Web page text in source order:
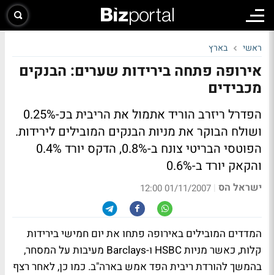
ראשי בארץ
אירופה פתחה בירידות שערים: הבנקים
מכבידים
הפדרל ריזרב הוריד אתמול את הריבית בכ-0.25%
ושולח הבוקר את מניות הבנקים המובילים לירידות.
הפוטסי הבריטי צונח ב-0.8%, הדקס יורד 0.4%
והקאק יורד ב-0.6%
ישראל הס |
01/11/2007 12:00
המדדים המובילים באירופה פתחו את יום חמישי בירידות
קלות, כאשר מניות HSBC ו-Barclays מעיבות על המסחר,
בהמשך להורדת ריבית הפד אמש בארה"ב. כמו כן, לאחר רצף